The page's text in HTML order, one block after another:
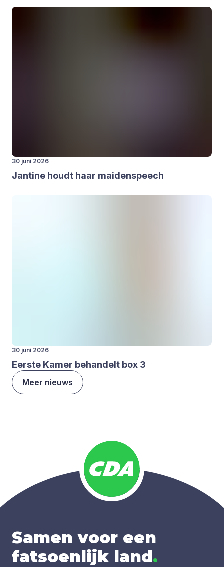
30 juni 2026
Jan­ti­ne houdt haar mai­den­speech
30 juni 2026
Eer­ste Kamer behan­delt box 3
Meer nieuws
Samen voor een
fatsoenlijk land.